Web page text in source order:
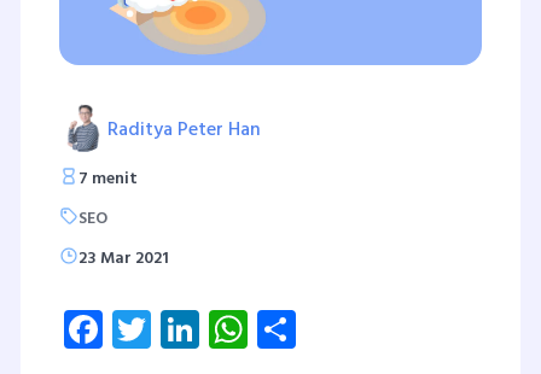
Raditya Peter Han
7 menit
SEO
23 Mar 2021
Facebook
Twitter
LinkedInWhatsApp